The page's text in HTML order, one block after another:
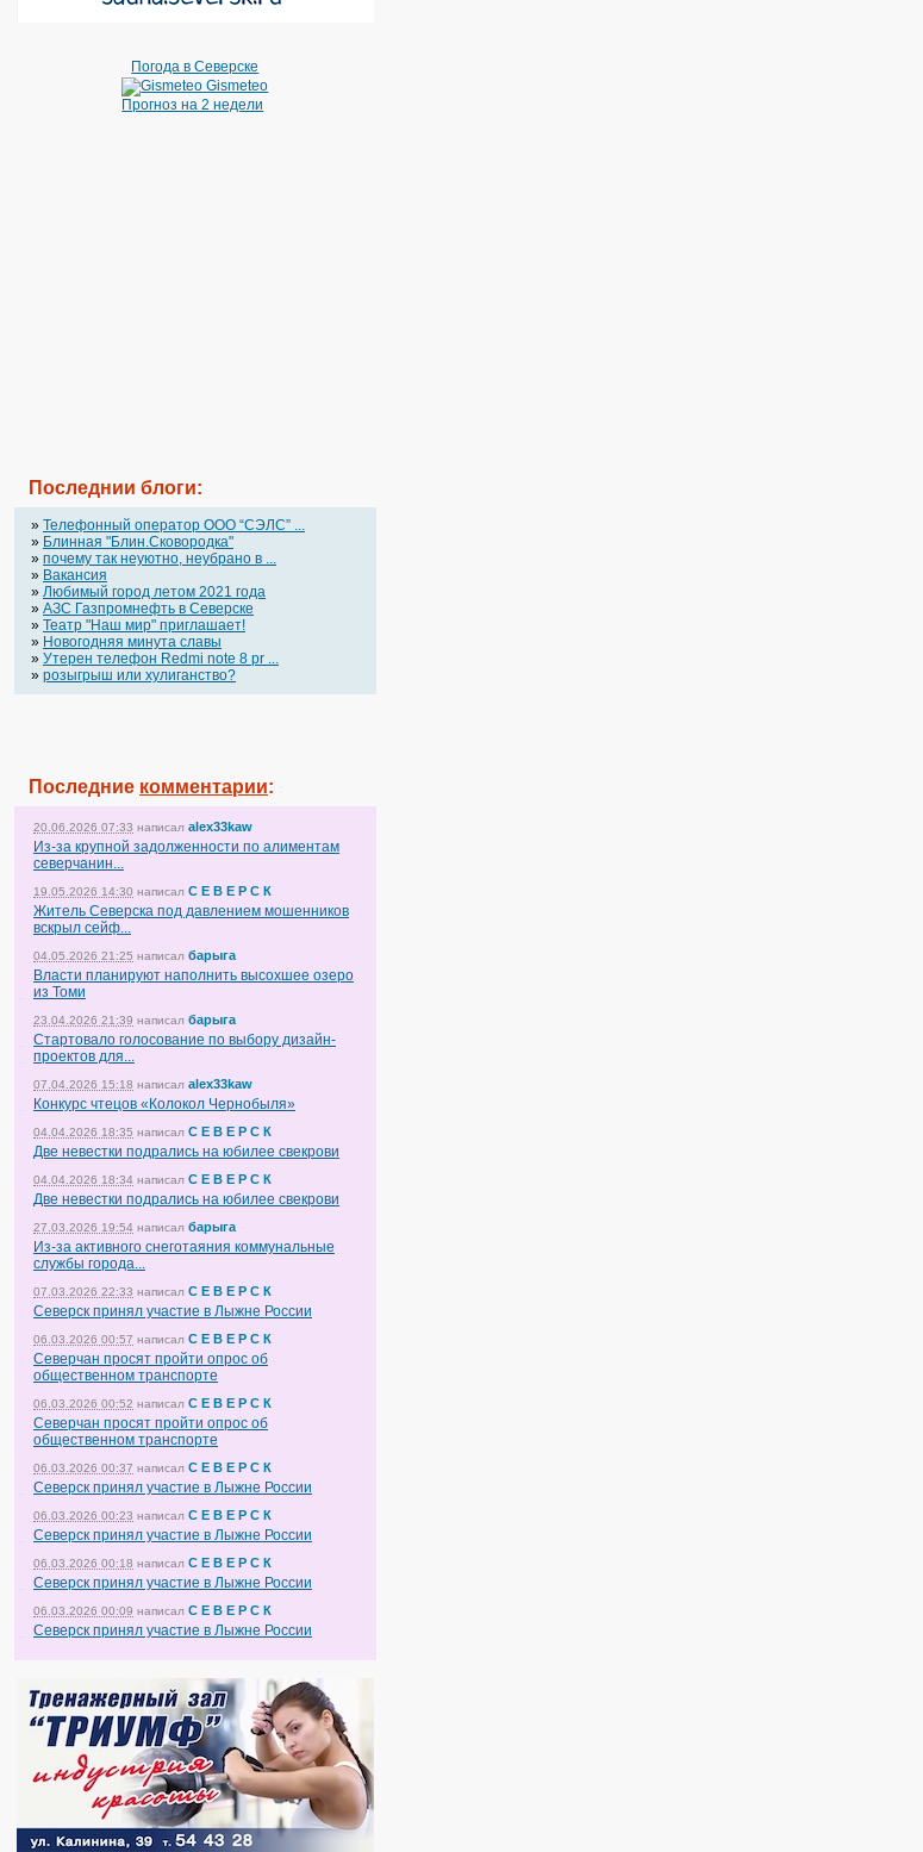
Погода в Северске
Gismeteo
Прогноз на 2 недели
Последнии блоги:
» Телефонный оператор OOO “СЭЛС” ...
» Блинная "Блин.Сковородка"
» почему так неуютно, неубрано в ...
» Вакансия
» Любимый город летом 2021 года
» АЗС Газпромнефть в Северске
» Театр "Наш мир" приглашает!
» Новогодняя минута славы
» Утерен телефон Redmi note 8 pr ...
» розыгрыш или хулиганство?
Последние комментарии:
20.06.2026 07:33 написал alex33kaw
Из-за крупной задолженности по алиментам
северчанин...
19.05.2026 14:30 написал С Е В Е Р С К
Житель Северска под давлением мошенников
вскрыл сейф...
04.05.2026 21:25 написал барыга
Власти планируют наполнить высохшее озеро
из Томи
23.04.2026 21:39 написал барыга
Стартовало голосование по выбору дизайн-
проектов для...
07.04.2026 15:18 написал alex33kaw
Конкурс чтецов «Колокол Чернобыля»
04.04.2026 18:35 написал С Е В Е Р С К
Две невестки подрались на юбилее свекрови
04.04.2026 18:34 написал С Е В Е Р С К
Две невестки подрались на юбилее свекрови
27.03.2026 19:54 написал барыга
Из-за активного снеготаяния коммунальные
службы города...
07.03.2026 22:33 написал С Е В Е Р С К
Северск принял участие в Лыжне России
06.03.2026 00:57 написал С Е В Е Р С К
Северчан просят пройти опрос об
общественном транспорте
06.03.2026 00:52 написал С Е В Е Р С К
Северчан просят пройти опрос об
общественном транспорте
06.03.2026 00:37 написал С Е В Е Р С К
Северск принял участие в Лыжне России
06.03.2026 00:23 написал С Е В Е Р С К
Северск принял участие в Лыжне России
06.03.2026 00:18 написал С Е В Е Р С К
Северск принял участие в Лыжне России
06.03.2026 00:09 написал С Е В Е Р С К
Северск принял участие в Лыжне России